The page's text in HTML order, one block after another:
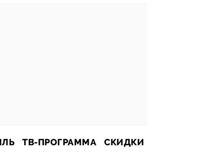
ТВ-ПРОГРАММА СКИДКИ